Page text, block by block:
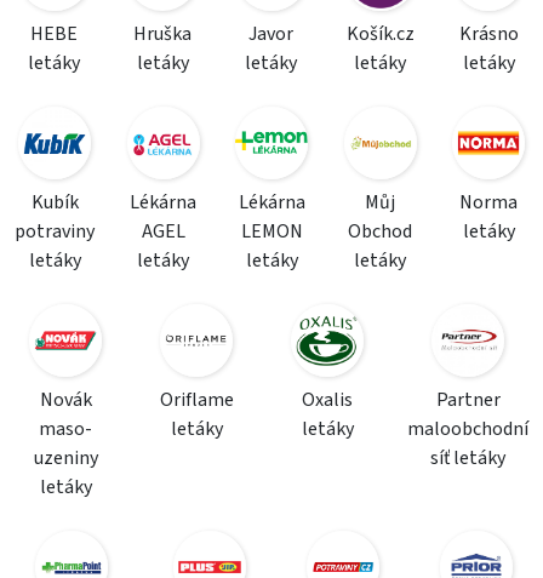
HEBE
letáky
Hruška
letáky
Javor
letáky
Košík.cz
letáky
Krásno
letáky
Kubík
potraviny
letáky
Lékárna
AGEL
letáky
Lékárna
LEMON
letáky
Můj
Obchod
letáky
Norma
letáky
Novák
maso-
uzeniny
letáky
Oriflame
letáky
Oxalis
letáky
Partner
maloobchodní
síť letáky